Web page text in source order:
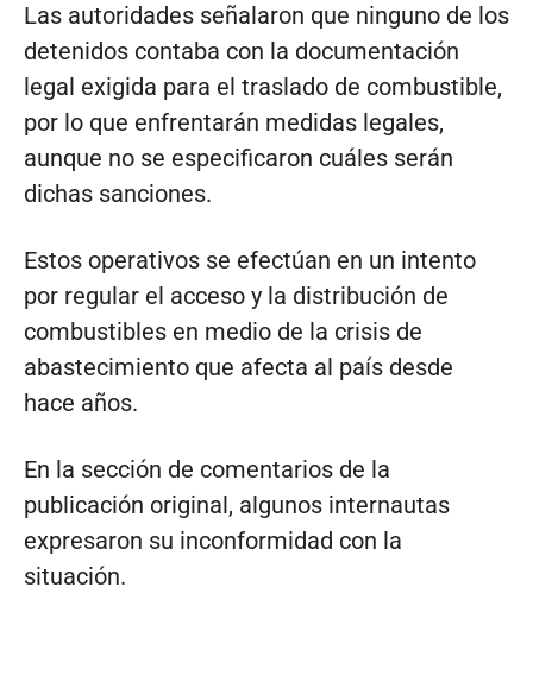
Las autoridades señalaron que ninguno de los
detenidos contaba con la documentación
legal exigida para el traslado de combustible,
por lo que enfrentarán medidas legales,
aunque no se especificaron cuáles serán
dichas sanciones.
Estos operativos se efectúan en un intento
por regular el acceso y la distribución de
combustibles en medio de la crisis de
abastecimiento que afecta al país desde
hace años.
En la sección de comentarios de la
publicación original, algunos internautas
expresaron su inconformidad con la
situación.